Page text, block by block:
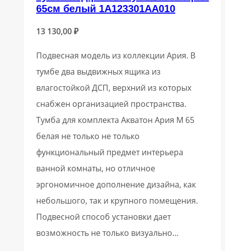
65см белый 1A123301AA010
13 130,00₽
Подвесная модель из коллекции Ария. В
тумбе два выдвижных ящика из
влагостойкой ДСП, верхний из которых
снабжен организацией пространства.
Тумба для комплекта Акватон Ария М 65
белая не только не только
функциональный предмет интерьера
ванной комнаты, но отличное
эргономичное дополнение дизайна, как
небольшого, так и крупного помещения.
Подвесной способ установки дает
возможность не только визуально…